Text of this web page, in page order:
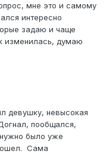
мне это и самому
интересно
задаю и чаще
изменилась, думаю
девушку, невысокая
пообщался,
было уже
Сама